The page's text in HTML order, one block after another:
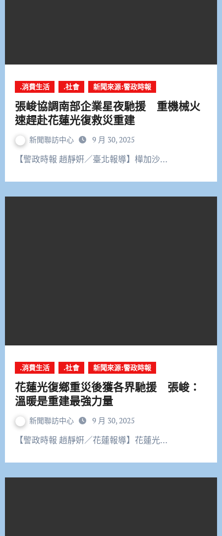
.消費生活 .社會 新聞來源:警政時報
張峻協調南部企業星夜馳援 重機械火
速趕赴花蓮光復救災重建
新聞聯訪中心 9 月 30, 2025
【警政時報 趙靜姸／臺北報導】樺加沙…
.消費生活 .社會 新聞來源:警政時報
花蓮光復鄉重災後獲各界馳援 張峻：
溫暖是重建最強力量
新聞聯訪中心 9 月 30, 2025
【警政時報 趙靜姸／花蓮報導】花蓮光…